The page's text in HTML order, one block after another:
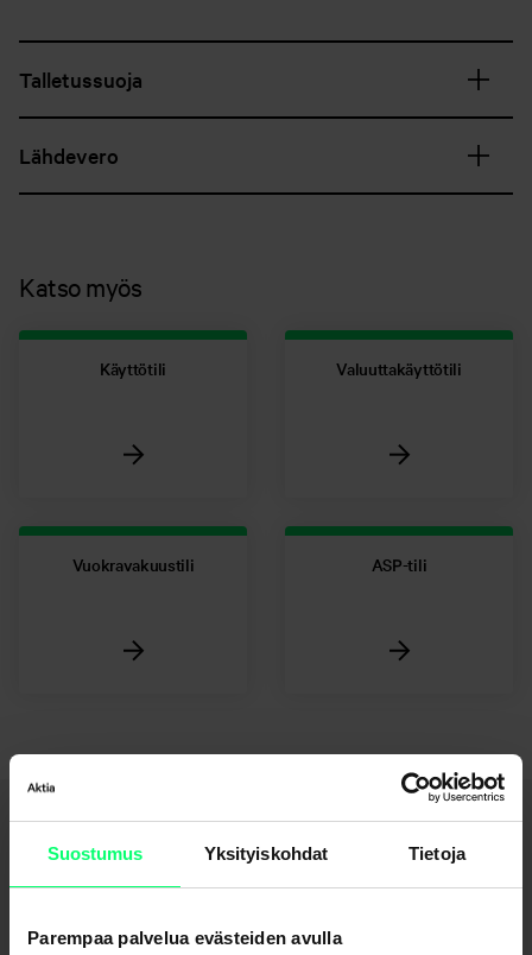
Suostumus Yksityiskohdat Tietoja
Parempaa palvelua evästeiden avulla
Talletussuoja
Lähdevero
Katso myös
Käyttötili Valuuttakäyttötili
Vuokravakuustili ASP-tili
Haluatko avata tilin?